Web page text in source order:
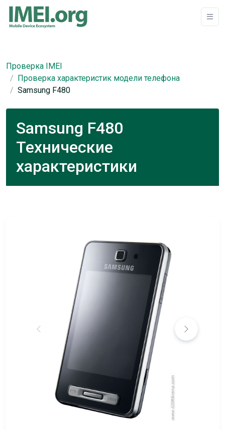
Проверка IMEI
Проверка характеристик модели телефона
Samsung F480
Samsung F480
Технические
характеристики